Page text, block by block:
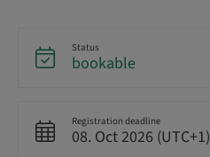
Status
bookable
Registration deadline
08. Oct 2026 (UTC+1)